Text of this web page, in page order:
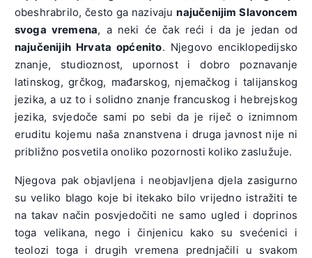
obeshrabrilo, često ga nazivajunajučenijim Slavoncem
svoga vremena, a neki će čak reći i da je jedan od
najučenijih Hrvata općenito. Njegovo enciklopedijsko
znanje, studioznost, upornost i dobro poznavanje
latinskog, grčkog, mađarskog, njemačkog i talijanskog
jezika, a uz to i solidno znanje francuskog i hebrejskog
jezika, svjedoče sami po sebi da je riječ o iznimnom
eruditu kojemu naša znanstvena i druga javnost nije ni
približno posvetila onoliko pozornosti koliko zaslužuje.
Njegova pak objavljena i neobjavljena djela zasigurno
su veliko blago koje bi itekako bilo vrijedno istražiti te
na takav način posvjedočiti ne samo ugled i doprinos
toga velikana, nego i činjenicu kako su svećenici i
teolozi toga i drugih vremena prednjačili u svakom